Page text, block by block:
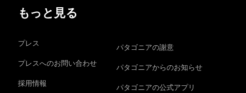
もっと見る
プレス
プレスへのお問い合わせ
採用情報
パタゴニアの謝意
パタゴニアからのお知らせ
パタゴニアの公式アプリ